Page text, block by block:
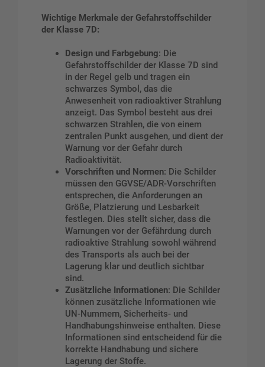
Wichtige Merkmale der Gefahrstoffschilder
der Klasse 7D:
Design und Farbgebung: Die
Gefahrstoffschilder der Klasse 7D sind
in der Regel gelb und tragen ein
schwarzes Symbol, das die
Anwesenheit von radioaktiver Strahlung
anzeigt. Das Symbol besteht aus drei
schwarzen Strahlen, die von einem
zentralen Punkt ausgehen, und dient der
Warnung vor der Gefahr durch
Radioaktivität.
Vorschriften und Normen: Die Schilder
müssen den GGVSE/ADR-Vorschriften
entsprechen, die Anforderungen an
Größe, Platzierung und Lesbarkeit
festlegen. Dies stellt sicher, dass die
Warnungen vor der Gefährdung durch
radioaktive Strahlung sowohl während
des Transports als auch bei der
Lagerung klar und deutlich sichtbar
sind.
Zusätzliche Informationen: Die Schilder
können zusätzliche Informationen wie
UN-Nummern, Sicherheits- und
Handhabungshinweise enthalten. Diese
Informationen sind entscheidend für die
korrekte Handhabung und sichere
Lagerung der Stoffe.